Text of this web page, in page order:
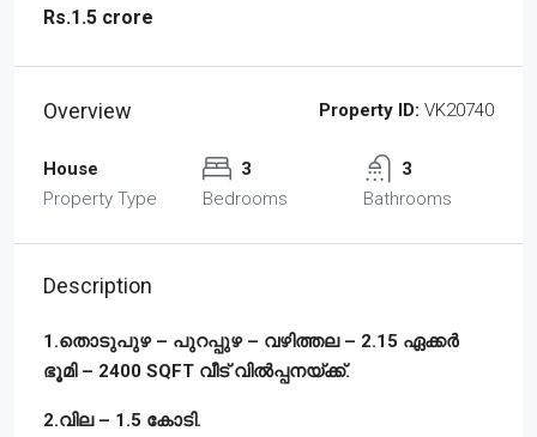
Rs.1.5 crore
Overview Property ID: VK20740
House
Property Type
3
Bedrooms
3
Bathrooms
Description
1.തൊടുപുഴ – പുറപ്പുഴ – വഴിത്തല – 2.15 ഏക്കർ
ഭൂമി – 2400 SQFT വീട് വിൽപ്പനയ്ക്ക്.
2.വില – 1.5 കോടി.